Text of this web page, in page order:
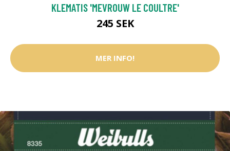
KLEMATIS 'MEVROUW LE COULTRE'
245 SEK
MER INFO!